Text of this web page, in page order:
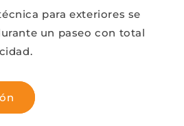
para exteriores se
un paseo con total